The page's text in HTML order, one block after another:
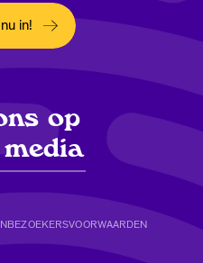
nieuw tabblad
in!
op
BEZOEKERSVOORWAARDEN